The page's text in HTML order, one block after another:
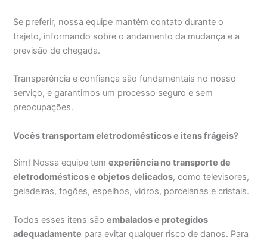
Se preferir, nossa equipe mantém contato durante o
trajeto, informando sobre o andamento da mudança e a
previsão de chegada.
Transparência e confiança são fundamentais no nosso
serviço, e garantimos um processo seguro e sem
preocupações.
Vocês transportam eletrodomésticos e itens frágeis?
Sim! Nossa equipe temexperiência no transporte de
eletrodomésticos e objetos delicados, como televisores,
geladeiras, fogões, espelhos, vidros, porcelanas e cristais.
Todos esses itens sãoembalados e protegidos
adequadamente para evitar qualquer risco de danos. Para